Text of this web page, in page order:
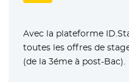
Avec la plateforme
toutes les offres de
(de la 3éme à post-Bac).